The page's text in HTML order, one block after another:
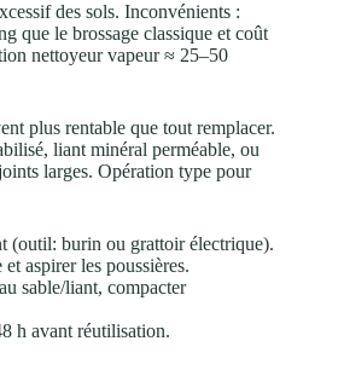
des sols. Inconvénients :
que le brossage classique et coût
nettoyeur vapeur ≈ 25–50
plus rentable que tout remplacer.
liant minéral perméable, ou
larges. Opération type pour
(outil: burin ou grattoir électrique).
aspirer les poussières.
sable/liant, compacter
h avant réutilisation.